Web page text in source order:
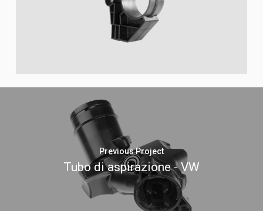
Previous Project
Tubo di aspirazione - VW